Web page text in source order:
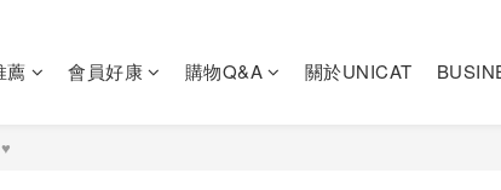
薦 會員好康 購物Q&A 關於UNICAT